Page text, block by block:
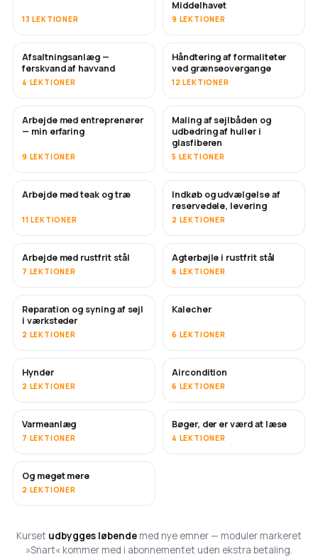
13 LEKTIONER
Middelhavet
9 LEKTIONER
SNART
Afsaltningsanlæg —
ferskvand af havvand
4 LEKTIONER
Håndtering af formaliteter
ved grænseovergange
12 LEKTIONER
SNART
Arbejde med entreprenører
— min erfaring
9 LEKTIONER
SNART
Maling af sejlbåden og
udbedring af huller i
glasfiberen
5 LEKTIONER
Arbejde med teak og træ
11 LEKTIONER
SNART
Indkøb og udvælgelse af
reservedele, levering
2 LEKTIONER
SNART
Arbejde med rustfrit stål
7 LEKTIONER
Agterbøjle i rustfrit stål
6 LEKTIONER
SNART
Reparation og syning af sejl
i værksteder
2 LEKTIONER
Kalecher
6 LEKTIONER
Hynder
2 LEKTIONER
SNART
Aircondition
6 LEKTIONER
SNART
Varmeanlæg
7 LEKTIONER
SNART
Bøger, der er værd at læse
4 LEKTIONER
SNART
Og meget mere
2 LEKTIONER
Kurset udbygges løbende med nye emner — moduler markeret
»Snart« kommer med i abonnementet uden ekstra betaling.